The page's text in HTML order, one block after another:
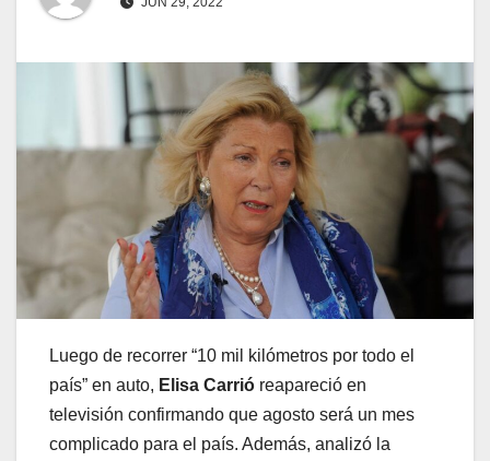
Luego de recorrer “10 mil kilómetros por todo el
país” en auto, Elisa Carrió reapareció en
televisión confirmando que agosto será un mes
complicado para el país. Además, analizó la